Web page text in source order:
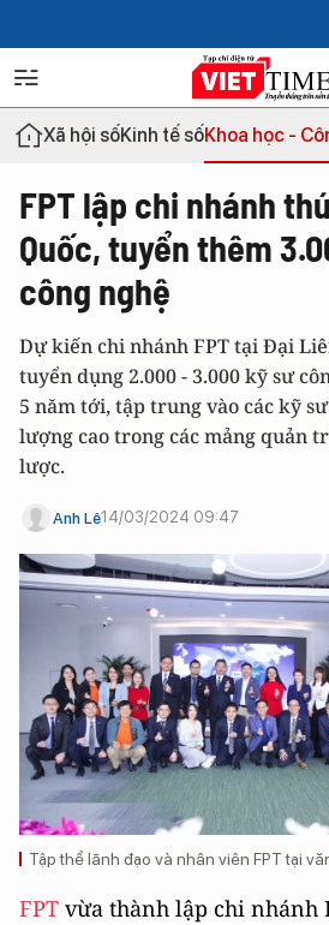
Xã hội sốKinh tế sốKhoa học -
FPT lập chi nhánh
Quốc, tuyển thêm
công nghệ
Dự kiến chi nhánh FPT tại Đại
tuyển dụng 2.000 - 3.000 kỹ sư
5 năm tới, tập trung vào các kỹ
lượng cao trong các mảng quản
lược.
Anh Lê14/03/2024 09:47
Tập thể lãnh đạo và nhân viên FPT tại
FPT vừa thành lập chi nhánh